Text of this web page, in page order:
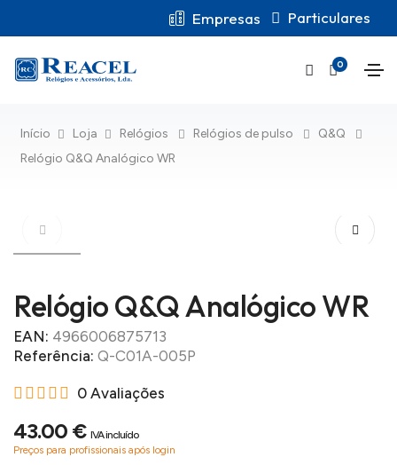
Empresas Particulares
0
Início Loja Relógios Relógios de pulso
Q&Q
Relógio Q&Q Analógico WR
Relógio Q&Q Analógico WR
EAN: 4966006875713
Referência: Q-C01A-005P
0 Avaliações
43.00 € IVA incluído
Preços para profissionais após login